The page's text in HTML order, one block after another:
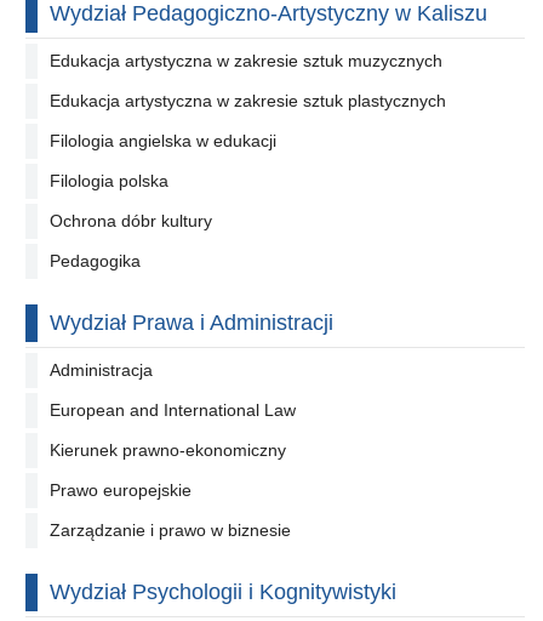
Wydział Pedagogiczno-Artystyczny w Kaliszu
Edukacja artystyczna w zakresie sztuk muzycznych
Edukacja artystyczna w zakresie sztuk plastycznych
Filologia angielska w edukacji
Filologia polska
Ochrona dóbr kultury
Pedagogika
Wydział Prawa i Administracji
Administracja
European and International Law
Kierunek prawno-ekonomiczny
Prawo europejskie
Zarządzanie i prawo w biznesie
Wydział Psychologii i Kognitywistyki